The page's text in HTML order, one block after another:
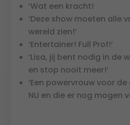
‘Wat een kracht!
‘Deze show moeten alle
wereld zien!’
‘Entertainer! Full Prof!’
‘Lisa, jij bent nodig in de
en stop nooit meer!’
‘Een powervrouw voor
NU en die er nog mogen